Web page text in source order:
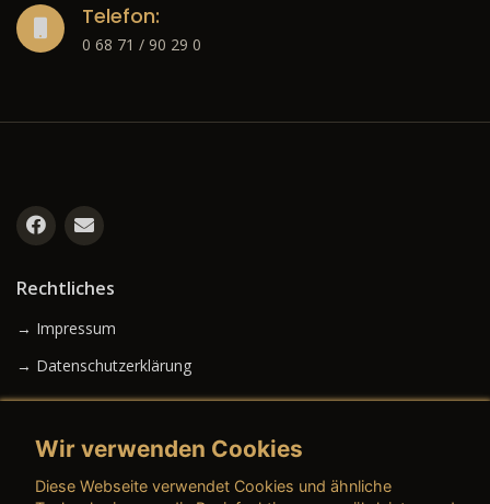
Telefon:
0 68 71 / 90 29 0
Rechtliches
→ Impressum
→ Datenschutzerklärung
Wir verwenden Cookies
Diese Webseite verwendet Cookies und ähnliche